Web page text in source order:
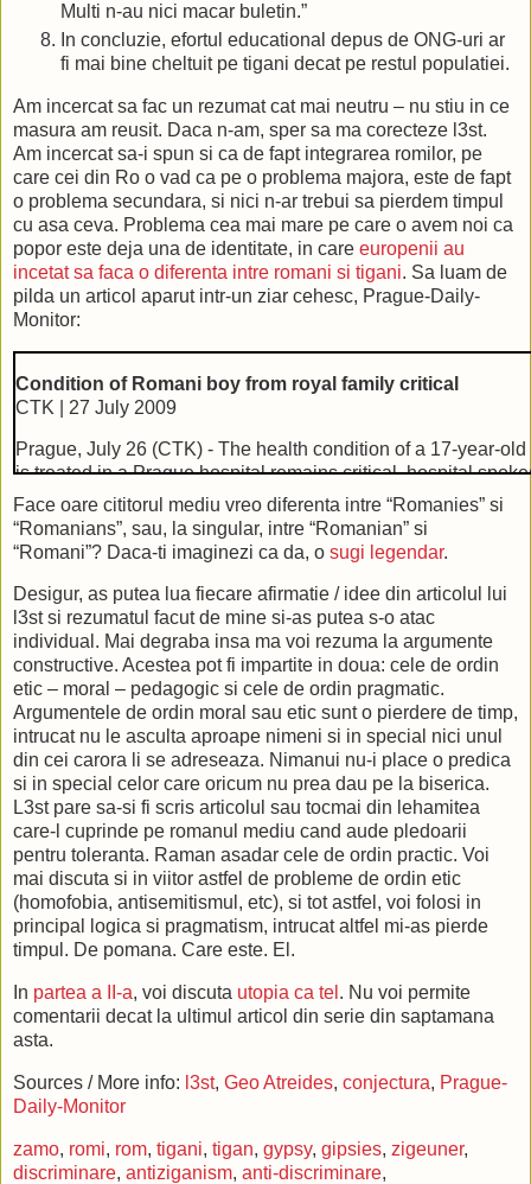
Multi n-au nici macar buletin.”
In concluzie, efortul educational depus de ONG-uri ar
fi mai bine cheltuit pe tigani decat pe restul populatiei.
Am incercat sa fac un rezumat cat mai neutru – nu stiu in ce
masura am reusit. Daca n-am, sper sa ma corecteze l3st.
Am incercat sa-i spun si ca de fapt integrarea romilor, pe
care cei din Ro o vad ca pe o problema majora, este de fapt
o problema secundara, si nici n-ar trebui sa pierdem timpul
cu asa ceva. Problema cea mai mare pe care o avem noi ca
popor este deja una de identitate, in care europenii au
incetat sa faca o diferenta intre romani si tigani. Sa luam de
pilda un articol aparut intr-un ziar cehesc, Prague-Daily-
Monitor:
Condition of Romani boy from royal family critical
CTK | 27 July 2009
Prague, July 26 (CTK) - The health condition of a 17-year-
is treated in a Prague hospital remains critical, hospital
Jelinkova told CTK Sunday.
She said the boy, a son of a Romany king, is connected to
on Saturday he was also connected to an artificial kidney.
Members of his family take turns outside the hospital in order
he might need so that he may know that they are close to
Stefan Licartovsky told CTK today.
The boy was brought to the hospital after he almost drowned
Boleslav, central Bohemia.
His father Robinson Dimofte rules 1500 Romanies in
youngest son. According to the tradition, the title of king
son in the Romanian district of Vilcea, that is why the boy's
Romanies.
Tens of Romanies from Romania, Latvia, France and
Friday. Speculations emerged that they want to stay in the
"They themselves said they have nothing to do here and that
that the boy recover, and that they will go back to their
Licartovsky said.
Prague 3 district moved most of the Romanies to a Prague
Licartovsky said the 50 or so Romanies who arrived in
Their stay in the camp until tonight is paid from a fund-
have been colleted while 20,000 crowns are needed.
Face oare cititorul mediu vreo diferenta intre “Romanies” si
“Romanians”, sau, la singular, intre “Romanian” si
“Romani”? Daca-ti imaginezi ca da, o sugi legendar.
Desigur, as putea lua fiecare afirmatie / idee din articolul lui
l3st si rezumatul facut de mine si-as putea s-o atac
individual. Mai degraba insa ma voi rezuma la argumente
constructive. Acestea pot fi impartite in doua: cele de ordin
etic – moral – pedagogic si cele de ordin pragmatic.
Argumentele de ordin moral sau etic sunt o pierdere de timp,
intrucat nu le asculta aproape nimeni si in special nici unul
din cei carora li se adreseaza. Nimanui nu-i place o predica
si in special celor care oricum nu prea dau pe la biserica.
L3st pare sa-si fi scris articolul sau tocmai din lehamitea
care-l cuprinde pe romanul mediu cand aude pledoarii
pentru toleranta. Raman asadar cele de ordin practic. Voi
mai discuta si in viitor astfel de probleme de ordin etic
(homofobia, antisemitismul, etc), si tot astfel, voi folosi in
principal logica si pragmatism, intrucat altfel mi-as pierde
timpul. De pomana. Care este. El.
In partea a II-a, voi discuta utopia ca tel . Nu voi permite
comentarii decat la ultimul articol din serie din saptamana
asta.
Sources / More info: l3st, Geo Atreides, conjectura, Prague-
Daily-Monitor
zamo, romi, rom, tigani, tigan, gypsy, gipsies, zigeuner,
discriminare, antiziganism, anti-discriminare,